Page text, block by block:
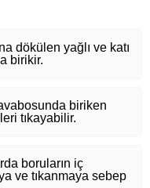
dökülen yağlı ve katı
birikir.
biriken
tıkayabilir.
boruların iç
ve tıkanmaya sebep